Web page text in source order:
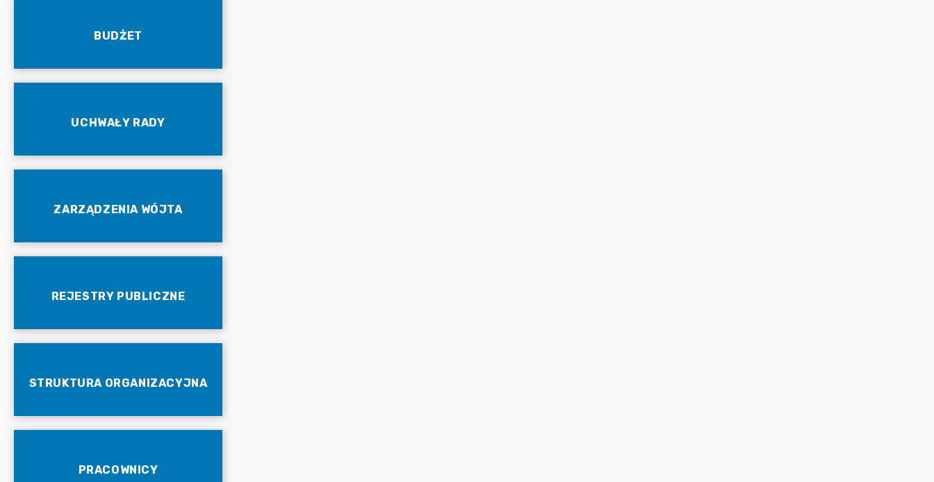
BUDŻET
UCHWAŁY RADY
ZARZĄDZENIA WÓJTA
REJESTRY PUBLICZNE
STRUKTURA ORGANIZACYJNA
PRACOWNICY